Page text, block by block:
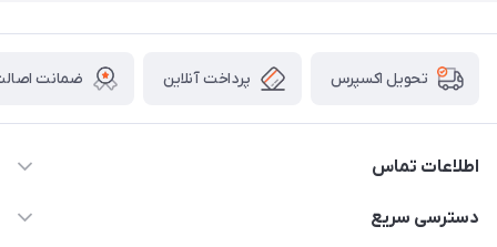
تحویل اکسپرس پرداخت آنلاین ضمانت
اطلاعات تماس
2424 3672 - 021
دسترسی سریع